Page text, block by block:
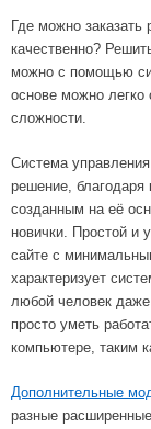
Где можно заказать
качественно?
можно с помощью
основе можно легко
сложности.
Система
решение, благодаря
созданным на её
новички. Простой и
сайте с
характеризует
любой человек даже
просто уметь
компьютере, таким
Дополнительные
разные